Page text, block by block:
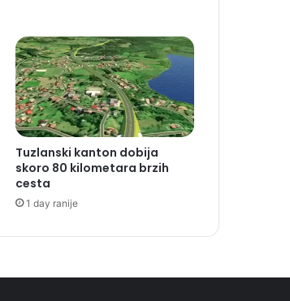
Tuzlanski kanton dobija
skoro 80 kilometara brzih
cesta
1 day ranije